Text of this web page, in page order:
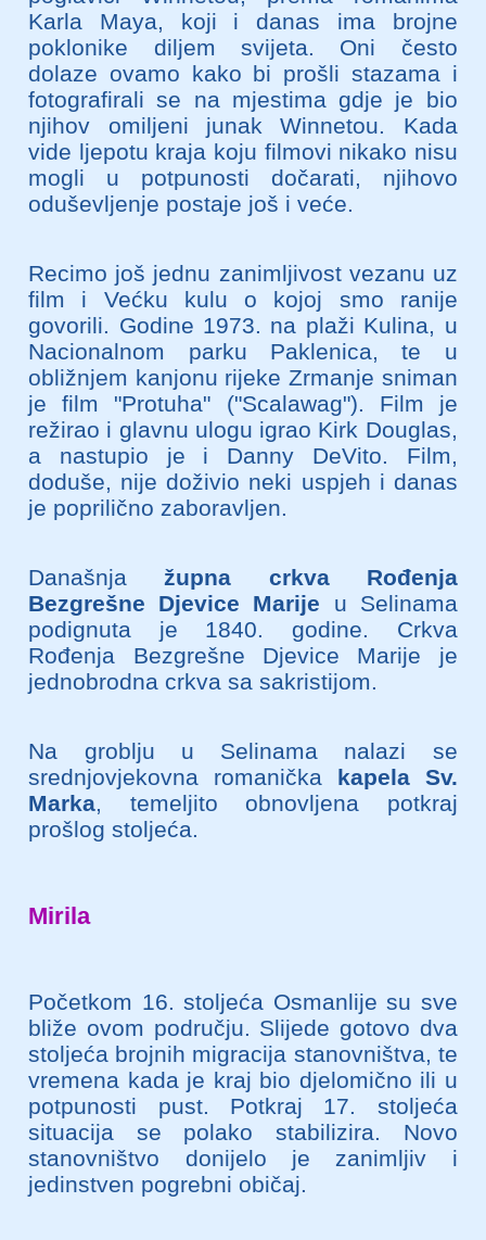
Karla Maya, koji i danas ima brojne
poklonike diljem svijeta. Oni često
dolaze ovamo kako bi prošli stazama i
fotografirali se na mjestima gdje je bio
njihov omiljeni junak Winnetou. Kada
vide ljepotu kraja koju filmovi nikako nisu
mogli u potpunosti dočarati, njihovo
oduševljenje postaje još i veće.
Recimo još jednu zanimljivost vezanu uz
film i Većku kulu o kojoj smo ranije
govorili. Godine 1973. na plaži Kulina, u
Nacionalnom parku Paklenica, te u
obližnjem kanjonu rijeke Zrmanje sniman
je film "Protuha" ("Scalawag"). Film je
režirao i glavnu ulogu igrao Kirk Douglas,
a nastupio je i Danny DeVito. Film,
doduše, nije doživio neki uspjeh i danas
je poprilično zaboravljen.
Današnjažupna crkva Rođenja
Bezgrešne Djevice Marije u Selinama
podignuta je 1840. godine. Crkva
Rođenja Bezgrešne Djevice Marije je
jednobrodna crkva sa sakristijom.
Na groblju u Selinama nalazi se
srednjovjekovna romanička kapela Sv.
Marka, temeljito obnovljena potkraj
prošlog stoljeća.
Mirila
Početkom 16. stoljeća Osmanlije su sve
bliže ovom području. Slijede gotovo dva
stoljeća brojnih migracija stanovništva, te
vremena kada je kraj bio djelomično ili u
potpunosti pust. Potkraj 17. stoljeća
situacija se polako stabilizira. Novo
stanovništvo donijelo je zanimljiv i
jedinstven pogrebni običaj.